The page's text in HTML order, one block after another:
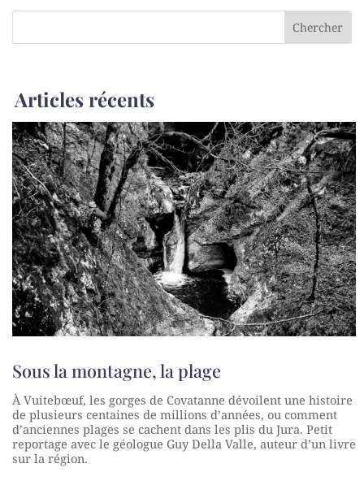
Articles récents
Sous la montagne, la plage
À Vuitebœuf, les gorges de Covatanne dévoilent une histoire
de plusieurs centaines de millions d’années, ou comment
d’anciennes plages se cachent dans les plis du Jura. Petit
reportage avec le géologue Guy Della Valle, auteur d’un livre
sur la région.